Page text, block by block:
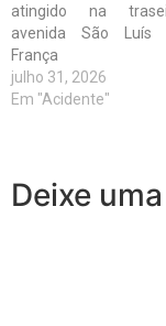
atingido na
avenida São Luís
França
julho 31, 2026
Em "Acidente"
Deixe